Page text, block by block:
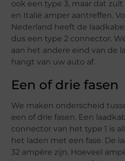
ook een type 3, maar dat
en Italië amper aantreffen.
Nederland heeft de
dus een type 2 connector.
aan het andere eind van de
hangt van uw auto af.
Een of drie fasen
We maken onderscheid
een of drie fasen. Een
connector van het type 1 is
het laden met een fase. De
32 ampère zijn. Hoeveel